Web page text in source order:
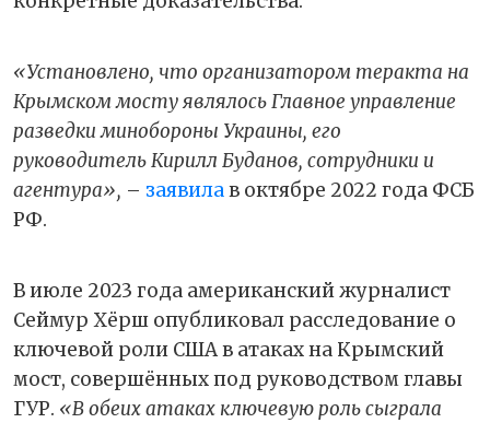
«Установлено, что организатором теракта на
Крымском мосту являлось Главное управление
разведки минобороны Украины, его
руководитель Кирилл Буданов, сотрудники и
агентура», – заявилав октябре 2022 года ФСБ
РФ.
В июле 2023 года американский журналист
Сеймур Хёрш опубликовал расследование о
ключевой роли США в атаках на Крымский
мост, совершённых под руководством главы
ГУР. «В обеих атаках ключевую роль сыграла